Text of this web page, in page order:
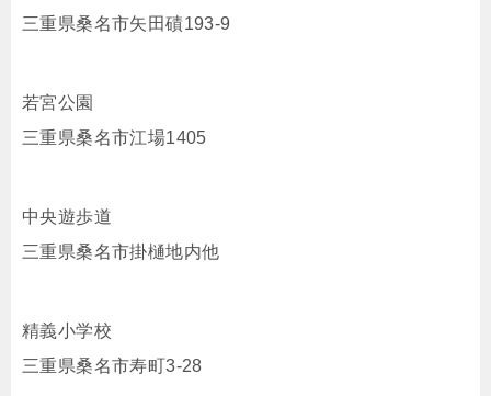
三重県桑名市矢田磧193-9
若宮公園
三重県桑名市江場1405
中央遊歩道
三重県桑名市掛樋地内他
精義小学校
三重県桑名市寿町3-28